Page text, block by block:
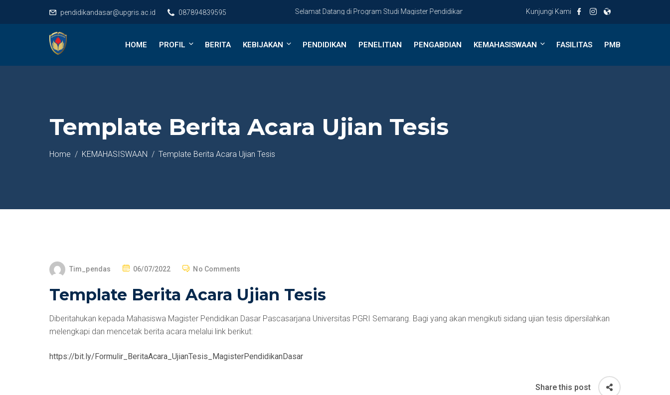
pendidikandasar@upgris.ac.id 087894839595 Selamat Datang di Program Studi Magister Pendidikan Dasar Universitas PGRI Semarang
Kunjungi Kami
HOME PROFIL BERITA KEBIJAKAN PENDIDIKAN PENELITIAN PENGABDIAN KEMAHASISWAAN FASILITAS PMB
Template Berita Acara Ujian Tesis
Home KEMAHASISWAAN Template Berita Acara Ujian Tesis
Tim_pendas 06/07/2022 No Comments
Template Berita Acara Ujian Tesis
Diberitahukan kepada Mahasiswa Magister Pendidikan Dasar Pascasarjana Universitas PGRI Semarang. Bagi yang akan mengikuti sidang ujian tesis dipersilahkan
melengkapi dan mencetak berita acara melalui link berikut:
https://bit.ly/Formulir_BeritaAcara_UjianTesis_MagisterPendidikanDasar
Share this post